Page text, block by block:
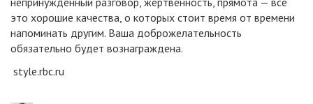
это хорошие качества, о которых стоит время от времени
напоминать другим. Ваша доброжелательность
обязательно будет вознаграждена.
style.rbc.ru